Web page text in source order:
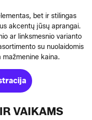
bet ir stilingas
akcentų jūsų aprangai.
ar linksmesnio varianto
su nuolaidomis
kaina.
VAIKAMS